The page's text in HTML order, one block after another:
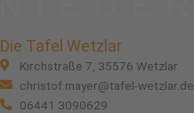
Die Tafel Wetzlar
Kirchstraße 7, 35576 Wetzlar
christof.mayer@tafel-wetzlar.de
06441 3090629